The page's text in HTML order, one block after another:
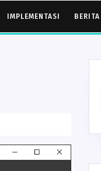
IMPLEMENTASI BERITA